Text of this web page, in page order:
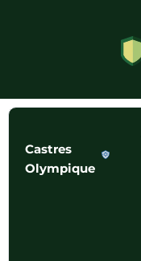
Castres
Olympique